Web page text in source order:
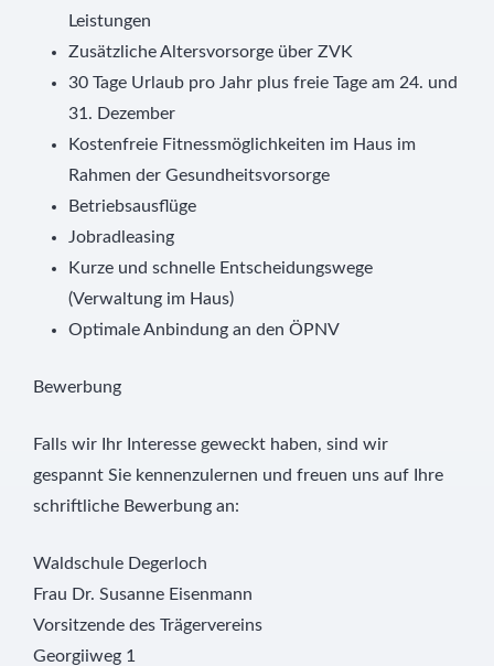
Leistungen
Zusätzliche Altersvorsorge über ZVK
30 Tage Urlaub pro Jahr plus freie Tage am 24. und
31. Dezember
Kostenfreie Fitnessmöglichkeiten im Haus im
Rahmen der Gesundheitsvorsorge
Betriebsausflüge
Jobradleasing
Kurze und schnelle Entscheidungswege
(Verwaltung im Haus)
Optimale Anbindung an den ÖPNV
Bewerbung
Falls wir Ihr Interesse geweckt haben, sind wir
gespannt Sie kennenzulernen und freuen uns auf Ihre
schriftliche Bewerbung an:
Waldschule Degerloch
Frau Dr. Susanne Eisenmann
Vorsitzende des Trägervereins
Georgiiweg 1